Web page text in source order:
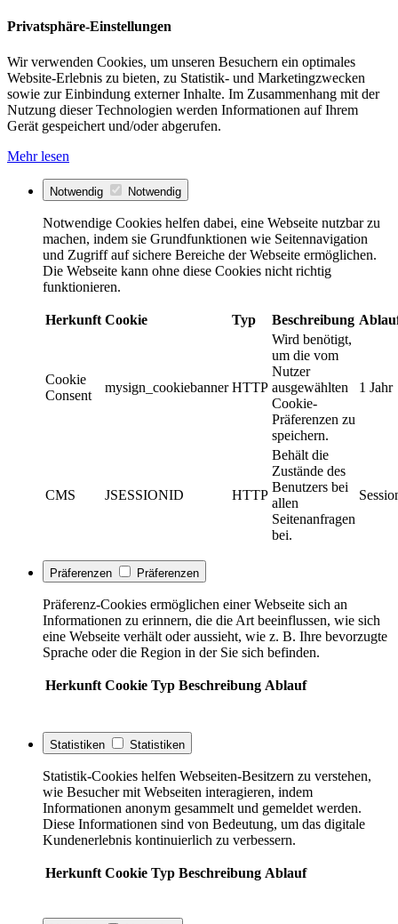
Privatsphäre-Einstellungen
Wir verwenden Cookies, um unseren Besuchern ein optimales
Website-Erlebnis zu bieten, zu Statistik- und Marketingzwecken
sowie zur Einbindung externer Inhalte. Im Zusammenhang mit der
Nutzung dieser Technologien werden Informationen auf Ihrem
Gerät gespeichert und/oder abgerufen.
Mehr lesen
Notwendig Notwendig
Notwendige Cookies helfen dabei, eine Webseite nutzbar zu
machen, indem sie Grundfunktionen wie Seitennavigation
und Zugriff auf sichere Bereiche der Webseite ermöglichen.
Die Webseite kann ohne diese Cookies nicht richtig
funktionieren.
Herkunft Cookie Typ Beschreibung
Cookie
Consent
mysign_cookiebanner HTTP
Wird benötigt,
um die vom
Nutzer
ausgewählten
Cookie-
Präferenzen zu
speichern.
1 Jahr
CMS JSESSIONID HTTP
Behält die
Zustände des
Benutzers bei
allen
Seitenanfragen
bei.
Präferenzen Präferenzen
Präferenz-Cookies ermöglichen einer Webseite sich an
Informationen zu erinnern, die die Art beeinflussen, wie sich
eine Webseite verhält oder aussieht, wie z. B. Ihre bevorzugte
Sprache oder die Region in der Sie sich befinden.
Herkunft Cookie Typ Beschreibung Ablauf
Statistiken Statistiken
Statistik-Cookies helfen Webseiten-Besitzern zu verstehen,
wie Besucher mit Webseiten interagieren, indem
Informationen anonym gesammelt und gemeldet werden.
Diese Informationen sind von Bedeutung, um das digitale
Kundenerlebnis kontinuierlich zu verbessern.
Herkunft Cookie Typ Beschreibung Ablauf